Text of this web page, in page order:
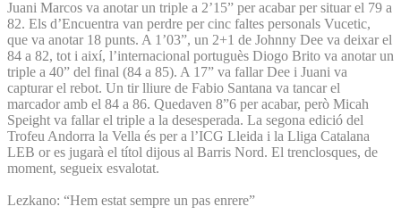
Juani Marcos va anotar un triple a 2’15” per acabar per situar el 79 a
82. Els d’Encuentra van perdre per cinc faltes personals Vucetic,
que va anotar 18 punts. A 1’03”, un 2+1 de Johnny Dee va deixar el
84 a 82, tot i així, l’internacional portuguès Diogo Brito va anotar un
triple a 40” del final (84 a 85). A 17” va fallar Dee i Juani va
capturar el rebot. Un tir lliure de Fabio Santana va tancar el
marcador amb el 84 a 86. Quedaven 8”6 per acabar, però Micah
Speight va fallar el triple a la desesperada. La segona edició del
Trofeu Andorra la Vella és per a l’ICG Lleida i la Lliga Catalana
LEB or es jugarà el títol dijous al Barris Nord. El trenclosques, de
moment, segueix esvalotat.
Lezkano: “Hem estat sempre un pas enrere”